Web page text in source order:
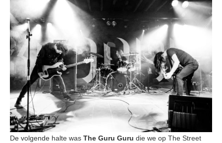
De volgende halte was The Guru Guru die we op The Street